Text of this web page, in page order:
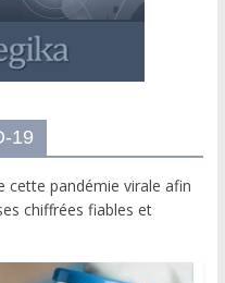
19
cette pandémie virale afin
chiffrées fiables et